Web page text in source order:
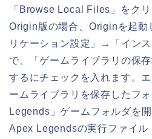
「Browse Local Files」をクリ
Origin版の場合、Originを起
リケーション設定」→「イン
で、「ゲームライブラリの保
するにチェックを入れます。
ームライブラリを保存したフ
Legends」ゲームフォルダを開
Apex Legendsの実行ファイル